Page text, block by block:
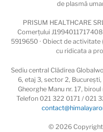
de plasmă
PRISUM HEALTHCARE
Comerțului
5919650 · Obiect de
cu ridicata a
Sediu central Clădirea
6, etaj 3, sector 2, București,
Gheorghe Manu nr. 17,
Telefon 021 322 0171 / 021
© 2026 Copyright